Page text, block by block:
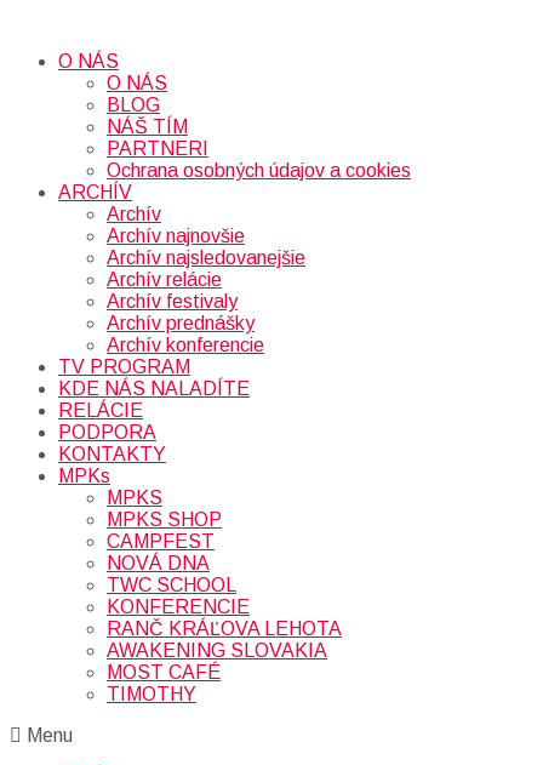
O NÁS
O NÁS
BLOG
NÁŠ TÍM
PARTNERI
Ochrana osobných údajov a cookies
ARCHÍV
Archív
Archív najnovšie
Archív najsledovanejšie
Archív relácie
Archív festivaly
Archív prednášky
Archív konferencie
TV PROGRAM
KDE NÁS NALADÍTE
RELÁCIE
PODPORA
KONTAKTY
MPKs
MPKS
MPKS SHOP
CAMPFEST
NOVÁ DNA
TWC SCHOOL
KONFERENCIE
RANČ KRÁĽOVA LEHOTA
AWAKENING SLOVAKIA
MOST CAFÉ
TIMOTHY
Menu